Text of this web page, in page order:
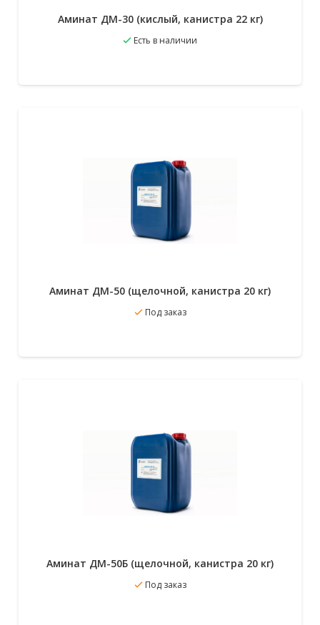
Аминат ДМ-30 (кислый, канистра 22 кг)
Есть в наличии
Аминат ДМ-50 (щелочной, канистра 20 кг)
Под заказ
Аминат ДМ-50Б (щелочной, канистра 20 кг)
Под заказ